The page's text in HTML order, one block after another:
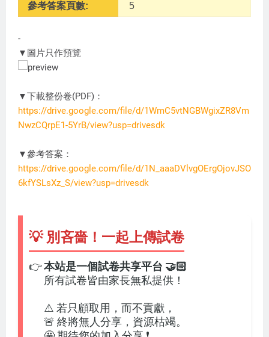
參考答案頁數: 5
-
▼圖片只作預覽
▼下載整份卷(PDF)：
https://drive.google.com/file/d/1WmC5vtNGBWgixZR8Vm
NwzCQrpE1-5YrB/view?usp=drivesdk
▼參考答案：
https://drive.google.com/file/d/1N_aaaDVlvgOErgOjovJSO
6kfYSLsXz_S/view?usp=drivesdk
💡 別吝嗇！一起上傳試卷
本站是一個試卷共享平台 🤝🏻
👉
所有試卷皆由家長無私提供！
⚠️ 若只顧取用，而不貢獻，
🚨 終將無人分享，資源枯竭。